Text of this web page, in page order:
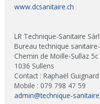
www.dcsanitaire.ch
LR Technique-Sanitaire Sàrl
Bureau technique
Chemin de Moille-Sullaz 5c
1036 Sullens
Contact : Raphaël Guignard
Mobile : 079 798 47 59
admin@technique-